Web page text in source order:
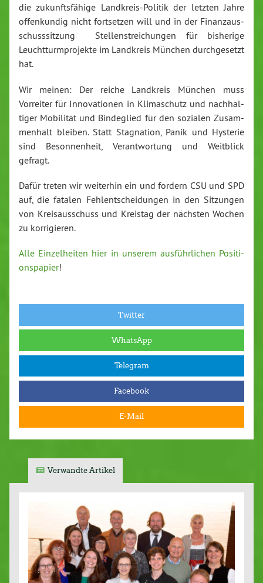
die zu­kunfts­fä­hi­ge Land­kreis-Po­li­tik der letzten Jahre
of­fen­kun­dig nicht fort­set­zen will und in der Fi­nanz­aus­
schuss­sit­zung Stel­len­strei­chun­gen für bisherige
Leucht­turm­pro­jek­te im Landkreis München durch­ge­setzt
hat.
Wir meinen: Der reiche Landkreis München muss
Vorreiter für In­no­va­tio­nen in Kli­ma­schutz und nach­hal­
ti­ger Mobilität und Bin­de­glied für den sozialen Zu­sam­
men­halt bleiben. Statt Sta­gna­ti­on, Panik und Hysterie
sind Be­son­nen­heit, Ver­ant­wor­tung und Weitblick
gefragt.
Dafür treten wir weiterhin ein und fordern CSU und SPD
auf, die fatalen Fehl­ent­schei­dun­gen in den Sitzungen
von Kreis­aus­schuss und Kreistag der nächsten Wochen
zu kor­ri­gie­ren.
Alle Ein­zel­hei­ten hier in unserem aus­führ­li­chen Po­si­ti­
ons­pa­pier!
Twitter
WhatsApp
Telegram
Facebook
E-Mail
Verwandte Artikel